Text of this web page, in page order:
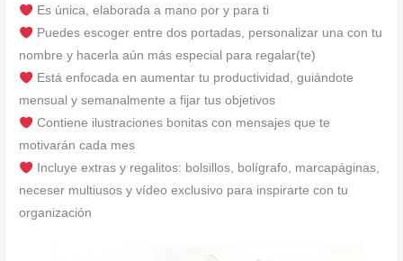
Es única, elaborada a mano por y para ti
Puedes escoger entre dos portadas, personalizar una con tu
nombre y hacerla aún más especial para regalar(te)
Está enfocada en aumentar tu productividad, guiándote
mensual y semanalmente a fijar tus objetivos
Contiene ilustraciones bonitas con mensajes que te
motivarán cada mes
Incluye extras y regalitos: bolsillos, bolígrafo, marcapáginas,
neceser multiusos y vídeo exclusivo para inspirarte con tu
organización